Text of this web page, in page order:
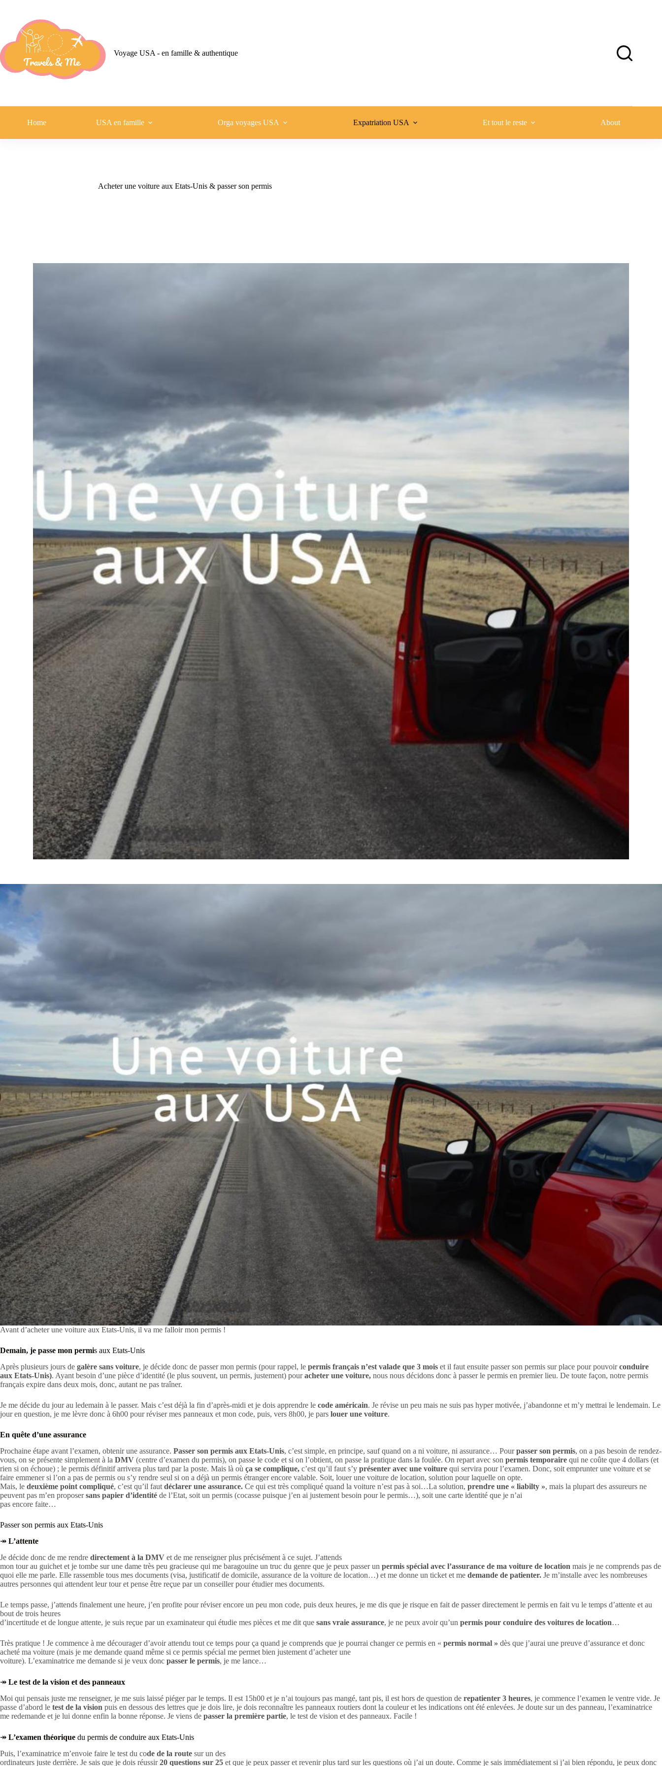
Voyage USA - en famille & authentique
Home USA en famille Orga voyages USA Expatriation USA Et tout le reste About
Acheter une voiture aux Etats-Unis & passer son permis
Avant d’acheter une voiture aux Etats-Unis, il va me falloir mon permis !
Demain, je passe mon permis aux Etats-Unis
Après plusieurs jours de galère sans voiture, je décide donc de passer mon permis (pour rappel, le permis français n’est valade que 3 mois et il faut ensuite passer son permis sur place pour pouvoirconduire
aux Etats-Unis). Ayant besoin d’une pièce d’identité (le plus souvent, un permis, justement) pouracheter une voiture, nous nous décidons donc à passer le permis en premier lieu. De toute façon, notre permis
français expire dans deux mois, donc, autant ne pas traîner.
Je me décide du jour au ledemain à le passer. Mais c’est déjà la fin d’après-midi et je dois apprendre le code américain. Je révise un peu mais ne suis pas hyper motivée, j’abandonne et m’y mettrai le lendemain. Le
jour en question, je me lèvre donc à 6h00 pour réviser mes panneaux et mon code, puis, vers 8h00, je pars louer une voiture.
En quête d’une assurance
Prochaine étape avant l’examen, obtenir une assurance. Passer son permis aux Etats-Unis, c’est simple, en principe, sauf quand on a ni voiture, ni assurance… Pourpasser son permis, on a pas besoin de rendez-
vous, on se présente simplement à la DMV (centre d’examen du permis), on passe le code et si on l’obtient, on passe la pratique dans la foulée. On repart avec son permis temporaire qui ne coûte que 4 dollars (et
rien si on échoue) ; le permis définitif arrivera plus tard par la poste. Mais là où ça se complique, c’est qu’il faut s’y présenter avec une voiture qui servira pour l’examen. Donc, soit emprunter une voiture et se
faire emmener si l’on a pas de permis ou s’y rendre seul si on a déjà un permis étranger encore valable. Soit, louer une voiture de location, solution pour laquelle on opte.
Mais, le deuxième point compliqué, c’est qu’il faut déclarer une assurance. Ce qui est très compliqué quand la voiture n’est pas à soi…La solution, prendre une « liabilty », mais la plupart des assureurs ne
peuvent pas m’en proposersans papier d’identité de l’Etat, soit un permis (cocasse puisque j’en ai justement besoin pour le permis…), soit une carte identité que je n’ai
pas encore faite…
Passer son permis aux Etats-Unis
↠ L’attente
Je décide donc de me rendre directement à la DMV et de me renseigner plus précisément à ce sujet. J’attends
mon tour au guichet et je tombe sur une dame très peu gracieuse qui me baragouine un truc du genre que je peux passer un permis spécial avec l’assurance de ma voiture de location mais je ne comprends pas de
quoi elle me parle. Elle rassemble tous mes documents (visa, justificatif de domicile, assurance de la voiture de location…) et me donne un ticket et me demande de patienter. Je m’installe avec les nombreuses
autres personnes qui attendent leur tour et pense être reçue par un conseiller pour étudier mes documents.
Le temps passe, j’attends finalement une heure, j’en profite pour réviser encore un peu mon code, puis deux heures, je me dis que je risque en fait de passer directement le permis en fait vu le temps d’attente et au
bout de trois heures
d’incertitude et de longue attente, je suis reçue par un examinateur qui étudie mes pièces et me dit que sans vraie assurance, je ne peux avoir qu’un permis pour conduire des voitures de location…
Très pratique ! Je commence à me décourager d’avoir attendu tout ce temps pour ça quand je comprends que je pourrai changer ce permis en « permis normal » dès que j’aurai une preuve d’assurance et donc
acheté ma voiture (mais je me demande quand même si ce permis spécial me permet bien justement d’acheter une
voiture). L’examinatrice me demande si je veux donc passer le permis, je me lance…
↠ Le test de la vision et des panneaux
Moi qui pensais juste me renseigner, je me suis laissé piéger par le temps. Il est 15h00 et je n’ai toujours pas mangé, tant pis, il est hors de question de repatienter 3 heures, je commence l’examen le ventre vide. Je
passe d’abord le test de la vision puis en dessous des lettres que je dois lire, je dois reconnaître les panneaux routiers dont la couleur et les indications ont été enlevées. Je doute sur un des panneau, l’examinatrice
me redemande et je lui donne enfin la bonne réponse. Je viens de passer la première partie, le test de vision et des panneaux. Facile !
↠ L’examen théorique du permis de conduire aux Etats-Unis
Puis, l’examinatrice m’envoie faire le test du code de la route sur un des
ordinateurs juste derrière. Je sais que je dois réussir20 questions sur 25 et que je peux passer et revenir plus tard sur les questions où j’ai un doute. Comme je sais immédiatement si j’ai bien répondu, je peux donc